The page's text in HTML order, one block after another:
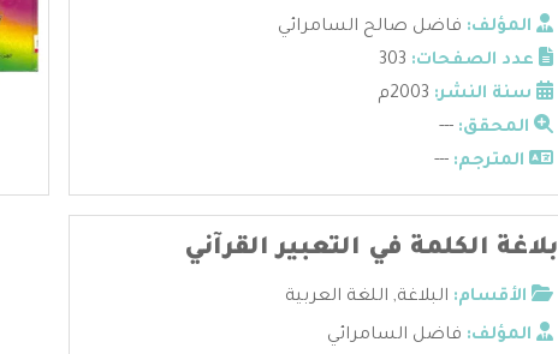
المؤلف: فاضل صالح السامرائي
عدد الصفحات:
سنة النشر:
المحقق: ---
المترجم: ---
بلاغة الكلمة في التعبير القرآني
الأقسام: البلاغة, اللغة العربية
المؤلف: فاضل السامرائي